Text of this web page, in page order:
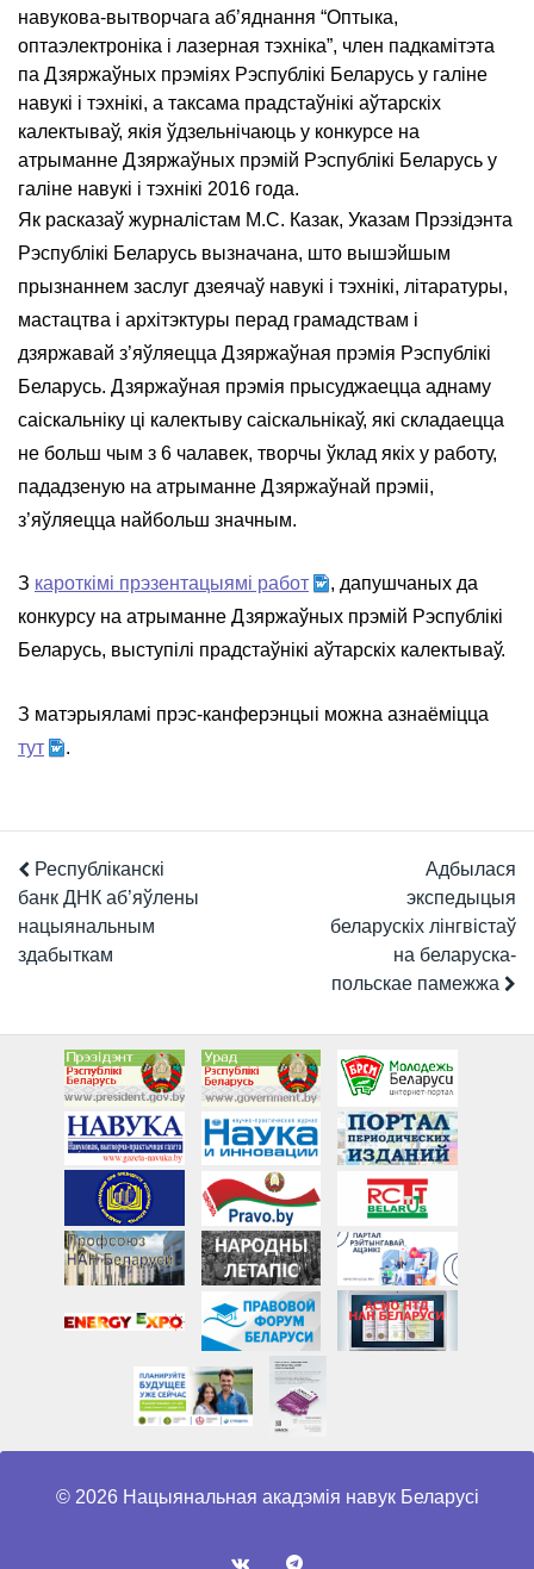
навукова-вытворчага аб’яднання “Оптыка,
оптаэлектроніка і лазерная тэхніка”, член падкамітэта
па Дзяржаўных прэміях Рэспублікі Беларусь у галіне
навукі і тэхнікі, а таксама прадстаўнікі аўтарскіх
калектываў, якія ўдзельнічаюць у конкурсе на
атрыманне Дзяржаўных прэмій Рэспублікі Беларусь у
галіне навукі і тэхнікі 2016 года.
Як расказаў журналістам М.С. Казак, Указам Прэзідэнта
Рэспублікі Беларусь вызначана, што вышэйшым
прызнаннем заслуг дзеячаў навукі і тэхнікі, літаратуры,
мастацтва і архітэктуры перад грамадствам і
дзяржавай з’яўляецца Дзяржаўная прэмія Рэспублікі
Беларусь. Дзяржаўная прэмія прысуджаецца аднаму
саіскальніку ці калектыву саіскальнікаў, які складаецца
не больш чым з 6 чалавек, творчы ўклад якіх у работу,
пададзеную на атрыманне Дзяржаўнай прэміі,
з’яўляецца найбольш значным.
З кароткімі прэзентацыямі работ
, дапушчаных да
конкурсу на атрыманне Дзяржаўных прэмій Рэспублікі
Беларусь, выступілі прадстаўнікі аўтарскіх калектываў.
З матэрыяламі прэс-канферэнцыі можна азнаёміцца
тут
.
Республіканскі
банк ДНК аб’яўлены
нацыянальным
здабыткам
Адбылася
экспедыцыя
беларускіх лінгвістаў
на беларуска-
польскае памежжа
© 2026 Нацыянальная акадэмія навук Беларусі